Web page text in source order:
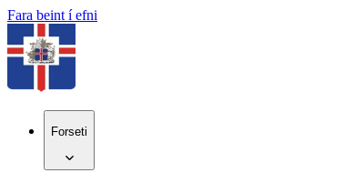
Fara beint í efni
Forseti